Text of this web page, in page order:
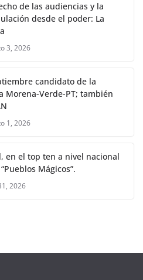
de las audiencias y la
desde el poder: La
3, 2026
candidato de la
Morena-Verde-PT; también
1, 2026
en el top ten a nivel nacional
Mágicos”.
2026